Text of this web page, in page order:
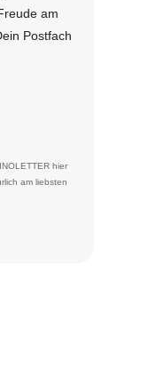
am
Postfach
hier
am liebsten